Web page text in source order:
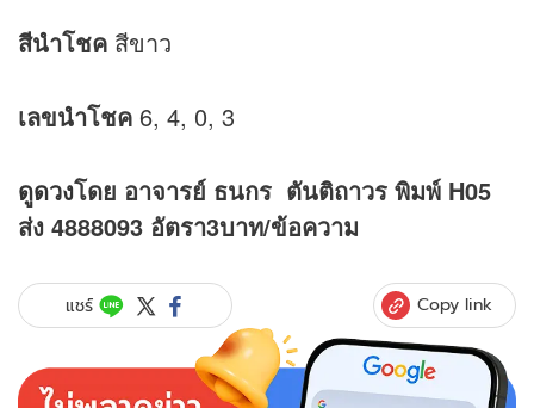
สีนำโชค สีขาว
เลขนำโชค 6, 4, 0, 3
ดูดวงโดย อาจารย์ ธนกร ตันติถาวร พิมพ์ H05
ส่ง 4888093 อัตรา3บาท/ข้อความ
แชร์ Copy link